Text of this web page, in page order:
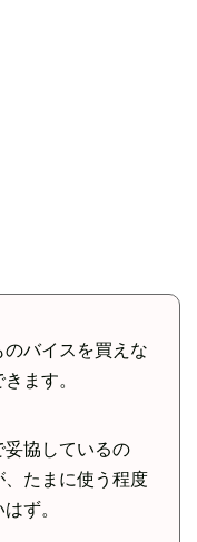
バイスを買えな
ます。
協しているの
たまに使う程度
ず。